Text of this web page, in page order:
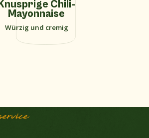
Chili-
Mayonnaise
Würzig und cremig